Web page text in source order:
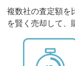
複数社の査定額を
を賢く売却して、